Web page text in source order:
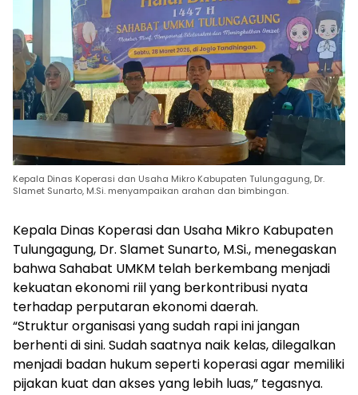
Kepala Dinas Koperasi dan Usaha Mikro Kabupaten Tulungagung, Dr.
Slamet Sunarto, M.Si. menyampaikan arahan dan bimbingan.
Kepala Dinas Koperasi dan Usaha Mikro Kabupaten
Tulungagung, Dr. Slamet Sunarto, M.Si., menegaskan
bahwa Sahabat UMKM telah berkembang menjadi
kekuatan ekonomi riil yang berkontribusi nyata
terhadap perputaran ekonomi daerah.
“Struktur organisasi yang sudah rapi ini jangan
berhenti di sini. Sudah saatnya naik kelas, dilegalkan
menjadi badan hukum seperti koperasi agar memiliki
pijakan kuat dan akses yang lebih luas,” tegasnya.